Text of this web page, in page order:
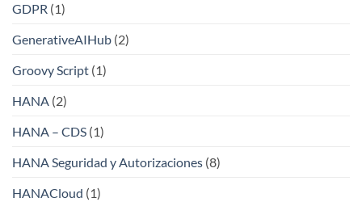
GDPR (1)
GenerativeAIHub (2)
Groovy Script (1)
HANA (2)
HANA – CDS (1)
HANA Seguridad y Autorizaciones (8)
HANACloud (1)